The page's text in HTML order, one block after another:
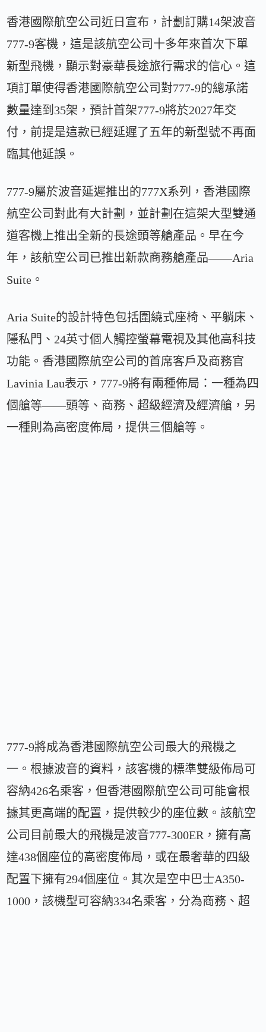
香港國際航空公司近日宣布，計劃訂購14架波音
777-9客機，這是該航空公司十多年來首次下單
新型飛機，顯示對豪華長途旅行需求的信心。這
項訂單使得香港國際航空公司對777-9的總承諾
數量達到35架，預計首架777-9將於2027年交
付，前提是這款已經延遲了五年的新型號不再面
臨其他延誤。
777-9屬於波音延遲推出的777X系列，香港國際
航空公司對此有大計劃，並計劃在這架大型雙通
道客機上推出全新的長途頭等艙產品。早在今
年，該航空公司已推出新款商務艙產品——Aria
Suite。
Aria Suite的設計特色包括圍繞式座椅、平躺床、
隱私門、24英寸個人觸控螢幕電視及其他高科技
功能。香港國際航空公司的首席客戶及商務官
Lavinia Lau表示，777-9將有兩種佈局：一種為四
個艙等——頭等、商務、超級經濟及經濟艙，另
一種則為高密度佈局，提供三個艙等。
777-9將成為香港國際航空公司最大的飛機之
一。根據波音的資料，該客機的標準雙級佈局可
容納426名乘客，但香港國際航空公司可能會根
據其更高端的配置，提供較少的座位數。該航空
公司目前最大的飛機是波音777-300ER，擁有高
達438個座位的高密度佈局，或在最奢華的四級
配置下擁有294個座位。其次是空中巴士A350-
1000，該機型可容納334名乘客，分為商務、超